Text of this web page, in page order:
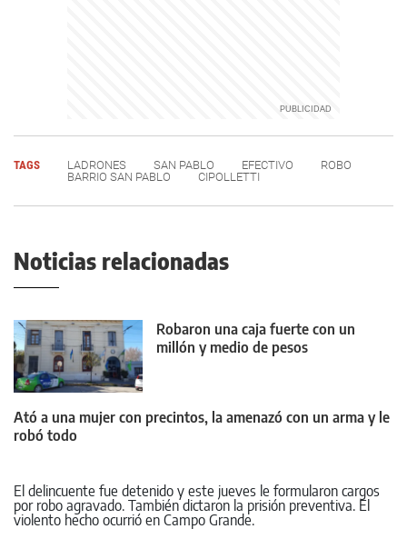
TAGS LADRONES SAN PABLO EFECTIVO
ROBO
BARRIO SAN PABLO
CIPOLLETTI
Noticias relacionadas
Robaron una caja fuerte con un
millón y medio de pesos
Ató a una mujer con precintos, la amenazó con un arma y le
robó todo
El delincuente fue detenido y este jueves le formularon cargos
por robo agravado. También dictaron la prisión preventiva. El
violento hecho ocurrió en Campo Grande.